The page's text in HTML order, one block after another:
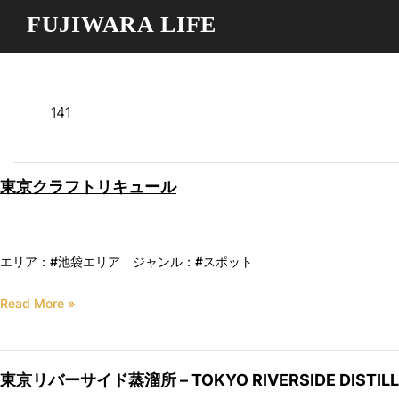
FUJIWARA LIFE
141
東京クラフトリキュール
エリア：#池袋エリア ジャンル：#スポット
Read More »
東京リバーサイド蒸溜所 – TOKYO RIVERSIDE